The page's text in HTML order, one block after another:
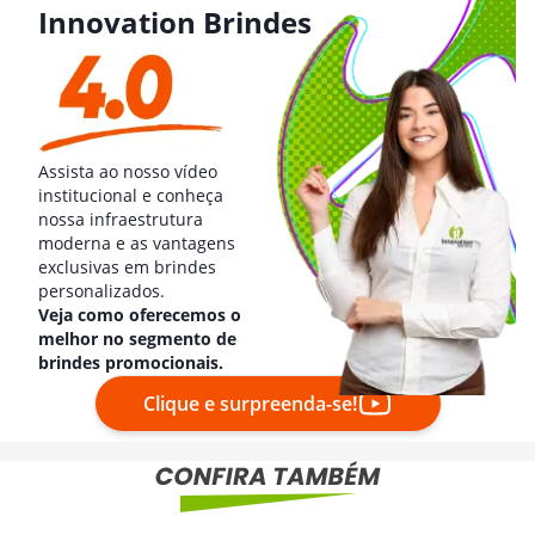
Innovation Brindes
Assista ao nosso vídeo
institucional e conheça
nossa infraestrutura
moderna e as vantagens
exclusivas em brindes
personalizados.
Veja como oferecemos o
melhor no segmento de
brindes promocionais.
Clique e surpreenda-se!